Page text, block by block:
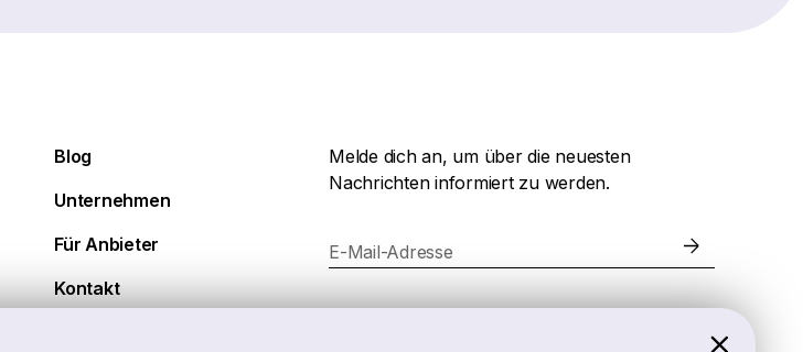
Blog
Unternehmen
Für Anbieter
Kontakt
Melde dich an, um über die neuesten
Nachrichten informiert zu werden.
E-Mail-Adresse